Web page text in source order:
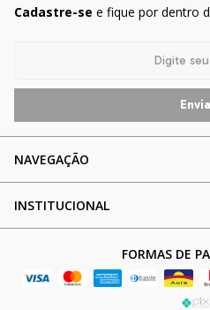
Cadastre-se e fique por dentro
NAVEGAÇÃO
INSTITUCIONAL
FORMAS DE